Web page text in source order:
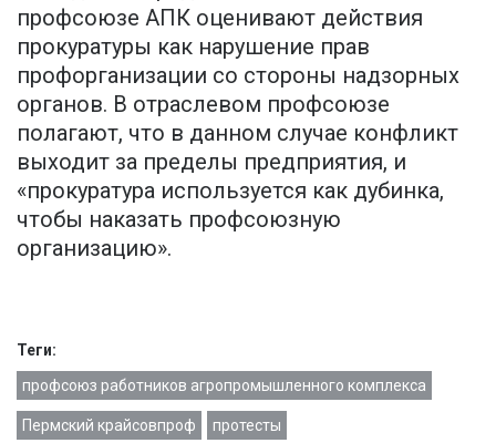
профсоюзе АПК оценивают действия
прокуратуры как нарушение прав
профорганизации со стороны надзорных
органов. В отраслевом профсоюзе
полагают, что в данном случае конфликт
выходит за пределы предприятия, и
«прокуратура используется как дубинка,
чтобы наказать профсоюзную
организацию».
Теги:
профсоюз работников агропромышленного комплекса
Пермский крайсовпроф протесты